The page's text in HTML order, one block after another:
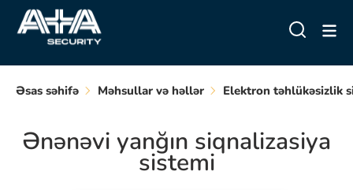
Əsas səhifə Məhsullar və həllər Elektron təhlükəsizlik
Ənənəvi yanğın siqnalizasiya
sistemi